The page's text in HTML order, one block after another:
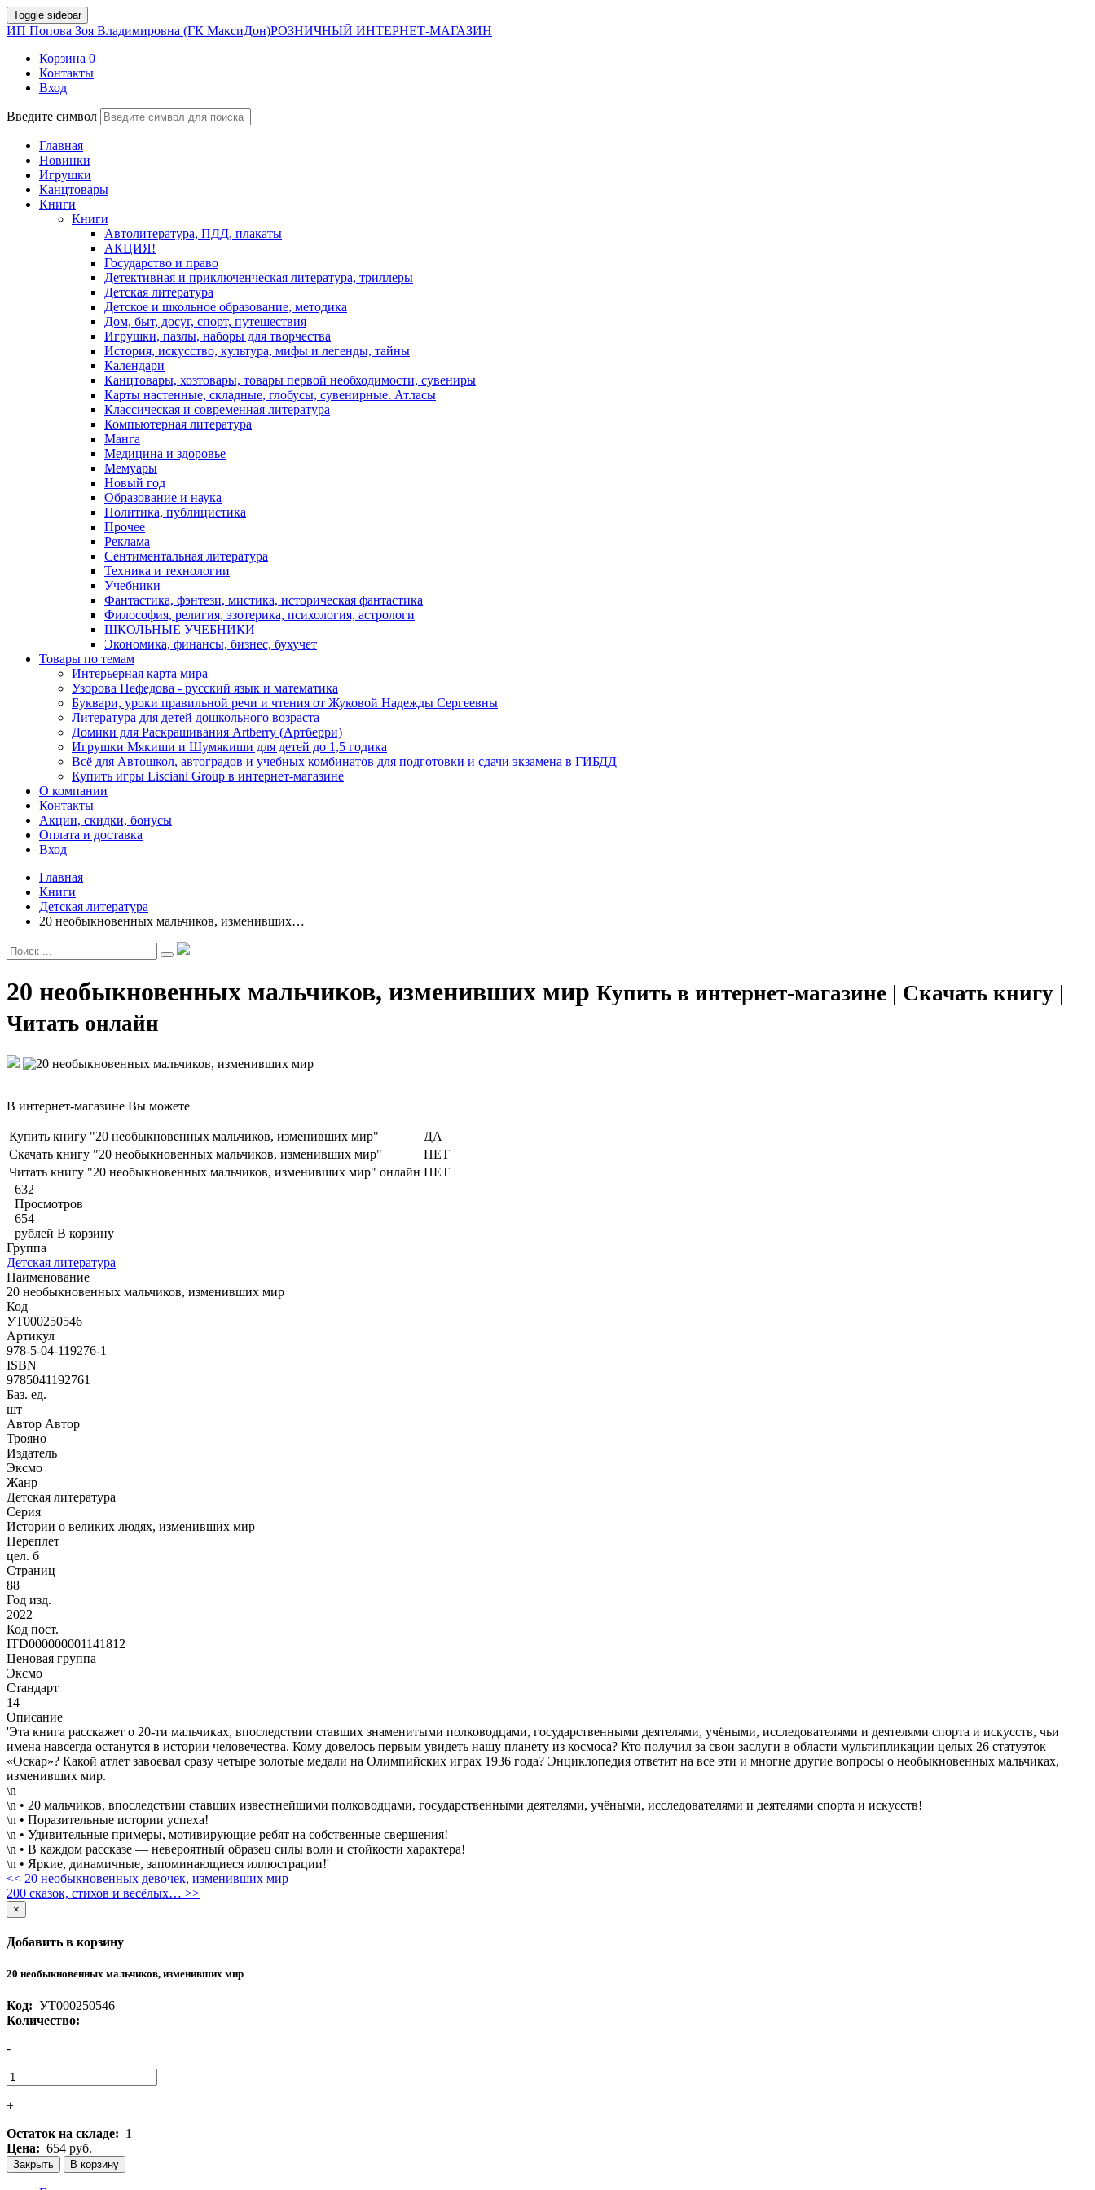
Toggle sidebar
ИП Попова Зоя Владимировна (ГК МаксиДон)РОЗНИЧНЫЙ ИНТЕРНЕТ-МАГАЗИН
Корзина 0
Контакты
Вход
Введите символ
Главная
Новинки
Игрушки
Канцтовары
Книги
Книги
Автолитература, ПДД, плакаты
АКЦИЯ!
Государство и право
Детективная и приключенческая литература, триллеры
Детская литература
Детское и школьное образование, методика
Дом, быт, досуг, спорт, путешествия
Игрушки, пазлы, наборы для творчества
История, искусство, культура, мифы и легенды, тайны
Календари
Канцтовары, хозтовары, товары первой необходимости, сувениры
Карты настенные, складные, глобусы, сувенирные. Атласы
Классическая и современная литература
Компьютерная литература
Манга
Медицина и здоровье
Мемуары
Новый год
Образование и наука
Политика, публицистика
Прочее
Реклама
Сентиментальная литература
Техника и технологии
Учебники
Фантастика, фэнтези, мистика, историческая фантастика
Философия, религия, эзотерика, психология, астрологи
ШКОЛЬНЫЕ УЧЕБНИКИ
Экономика, финансы, бизнес, бухучет
Товары по темам
Интерьерная карта мира
Узорова Нефедова - русский язык и математика
Буквари, уроки правильной речи и чтения от Жуковой Надежды Сергеевны
Литература для детей дошкольного возраста
Домики для Раскрашивания Artberry (Артберри)
Игрушки Мякиши и Шумякиши для детей до 1,5 годика
Всё для Автошкол, автоградов и учебных комбинатов для подготовки и сдачи экзамена в ГИБДД
Купить игры Lisciani Group в интернет-магазине
О компании
Контакты
Акции, скидки, бонусы
Оплата и доставка
Вход
Главная
Книги
Детская литература
20 необыкновенных мальчиков, изменивших…
20 необыкновенных мальчиков, изменивших мир Купить в интернет-магазине | Скачать книгу |
Читать онлайн
В интернет-магазине Вы можете
Купить книгу "20 необыкновенных мальчиков, изменивших мир"
ДА
Скачать книгу "20 необыкновенных мальчиков, изменивших мир"
НЕТ
Читать книгу "20 необыкновенных мальчиков, изменивших мир" онлайн НЕТ
632
Просмотров
654
рублей В корзину
Группа
Детская литература
Наименование
20 необыкновенных мальчиков, изменивших мир
Код
УТ000250546
Артикул
978-5-04-119276-1
ISBN
9785041192761
Баз. ед.
шт
Автор Автор
Трояно
Издатель
Эксмо
Жанр
Детская литература
Серия
Истории о великих людях, изменивших мир
Переплет
цел. б
Страниц
88
Год изд.
2022
Код пост.
ITD000000001141812
Ценовая группа
Эксмо
Стандарт
14
Описание
'Эта книга расскажет о 20-ти мальчиках, впоследствии ставших знаменитыми полководцами, государственными деятелями, учёными, исследователями и деятелями спорта и искусств, чьи
имена навсегда останутся в истории человечества. Кому довелось первым увидеть нашу планету из космоса? Кто получил за свои заслуги в области мультипликации целых 26 статуэток
«Оскар»? Какой атлет завоевал сразу четыре золотые медали на Олимпийских играх 1936 года? Энциклопедия ответит на все эти и многие другие вопросы о необыкновенных мальчиках,
изменивших мир.
\n
\n • 20 мальчиков, впоследствии ставших известнейшими полководцами, государственными деятелями, учёными, исследователями и деятелями спорта и искусств!
\n • Поразительные истории успеха!
\n • Удивительные примеры, мотивирующие ребят на собственные свершения!
\n • В каждом рассказе — невероятный образец силы воли и стойкости характера!
\n • Яркие, динамичные, запоминающиеся иллюстрации!'
<< 20 необыкновенных девочек, изменивших мир
200 сказок, стихов и весёлых… >>
×
Добавить в корзину
20 необыкновенных мальчиков, изменивших мир
Код: УТ000250546
Количество:
-
+
Остаток на складе: 1
Цена: 654 руб.
Закрыть В корзину